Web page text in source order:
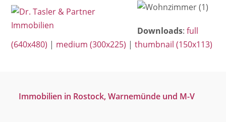
SkipOpen
mobile
menu
Close
mobile
menu
Downloads:full
(640x480) | medium (300x225) |thumbnail (150x113)
Immobilien in Rostock, Warnemünde und M-V